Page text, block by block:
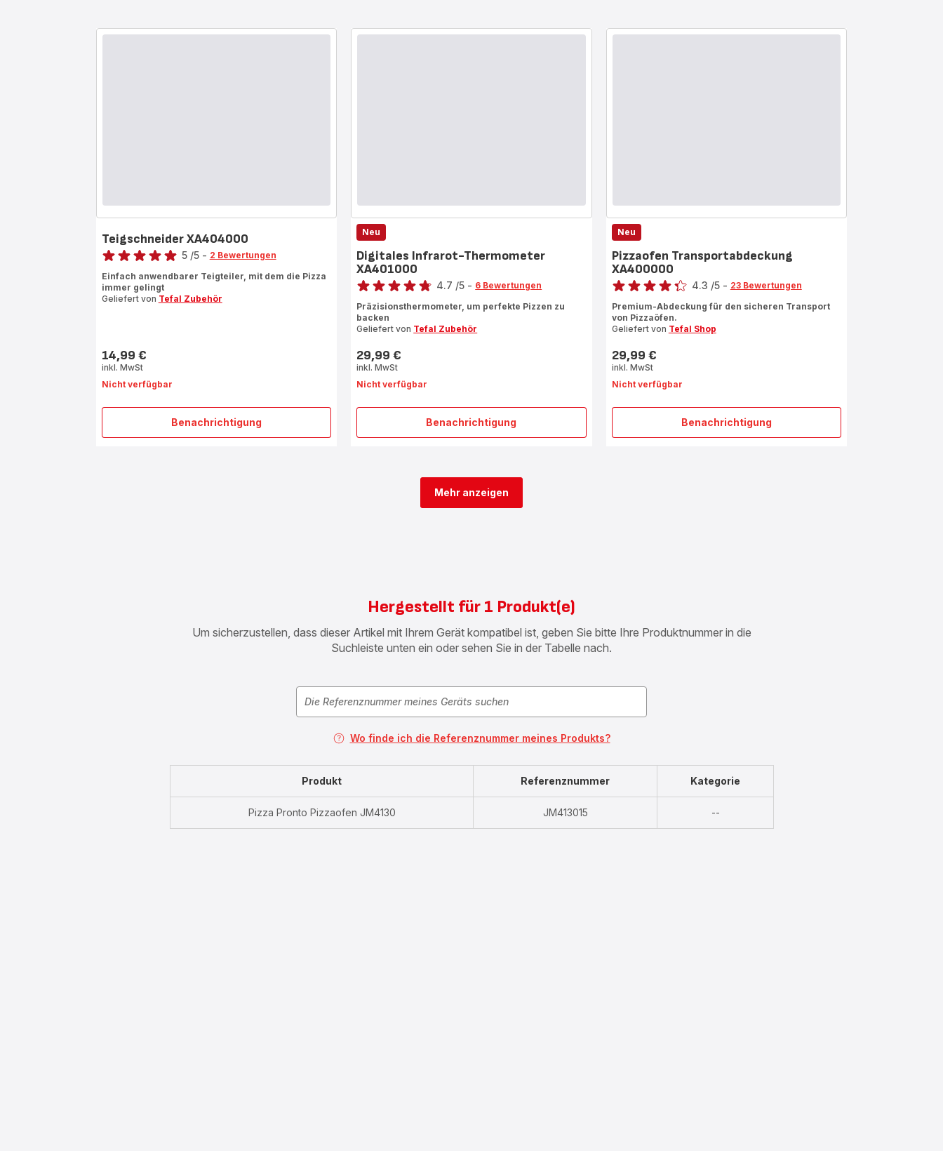
Benachrichtigung
Teigschneider
Teigschneider XA404000
Bewertung
mit
5
5 /5 - 2 Bewertungen
Einfach anwendbarer Teigteiler, mit dem die Pizza
immer gelingt
Geliefert von Tefal Zubehör
Preis
14,99 €
inkl. MwSt
Nicht verfügbar
Benachrichtigung
Digitales
Neu
Digitales Infrarot-Thermometer
XA401000
Bewertung
4.7 /5 - 6 Bewertungen
Präzisionsthermometer, um perfekte Pizzen zu
backen
Geliefert von Tefal Zubehör
Preis
29,99 €
inkl. MwSt
Nicht verfügbar
Benachrichtigung
Pizzaofen
Neu
Pizzaofen Transportabdeckung
XA400000
Bewertung
4.3 /5 - 23 Bewertungen
Premium-Abdeckung für den sicheren Transport
von Pizzaöfen.
Geliefert von Tefal Shop
Preis
29,99 €
inkl. MwSt
Nicht verfügbar
Mehr anzeigen
Hergestellt für 1 Produkt(e)
Um sicherzustellen, dass dieser Artikel mit Ihrem Gerät kompatibel ist, geben Sie bitte Ihre Produktnummer in die
Suchleiste unten ein oder sehen Sie in der Tabelle nach.
Wo finde ich die Referenznummer meines Produkts?
Produkt Referenznummer Kategorie
Pizza Pronto Pizzaofen JM4130 JM413015 --Nicht
verfügbar